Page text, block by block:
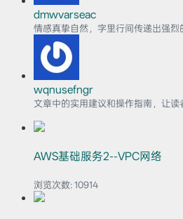
dmwvarseac
情感真挚自然，字里行间传递出强烈
wqnusefngr
文章中的实用建议和操作指南，让读
AWS基础服务2--VPC网络
浏览次数: 10914